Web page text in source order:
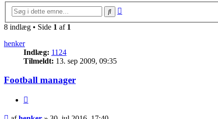
Søg
8 indlæg • Side 1 af 1
henker
Indlæg: 1124
Tilmeldt: 13. sep 2009, 09:35
Football manager
Indlæg